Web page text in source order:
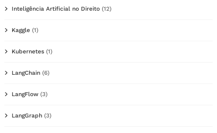
Inteligência Artificial no Direito (12)
Kaggle (1)
Kubernetes (1)
LangChain (6)
LangFlow (3)
LangGraph (3)